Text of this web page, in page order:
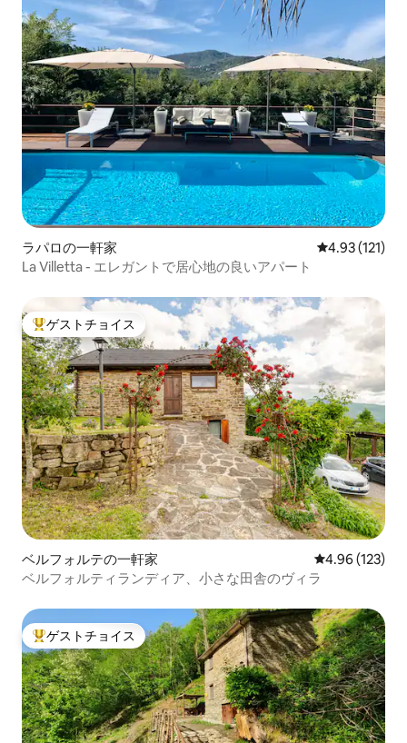
ラパロの一軒家 レビュー121
4.93 (121)
La Villetta - エレガントで居心地の良いアパート
大好評のゲストチョイスです。
ゲストチョイス
ベルフォルテの一軒家 レビュー123
4.96 (123)
ベルフォルティランディア、小さな田舎のヴィラ
大好評のゲストチョイスです。
ゲストチョイス